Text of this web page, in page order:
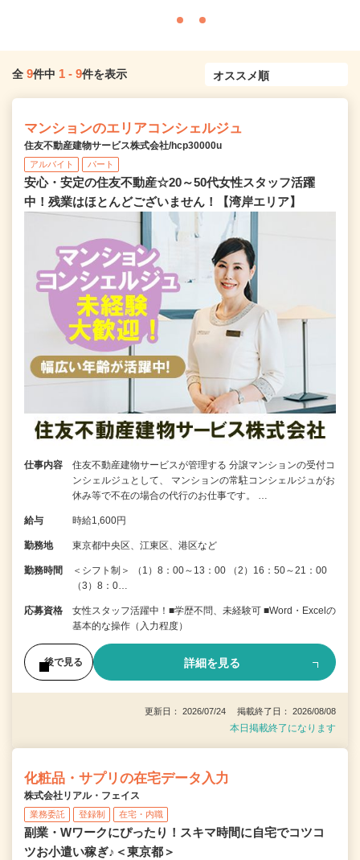
全 9件中 1 - 9件を表示
マンションのエリアコンシェルジュ
住友不動産建物サービス株式会社/hcp30000u
アルバイト パート
安心・安定の住友不動産☆20～50代女性スタッフ活躍
中！残業はほとんどございません！【湾岸エリア】
仕事内容
住友不動産建物サービスが管理する 分譲マンションの受付コ
ンシェルジュとして、 マンションの常駐コンシェルジュがお
休み等で不在の場合の代行のお仕事です。 …
給与 時給1,600円
勤務地 東京都中央区、江東区、港区など
勤務時間
＜シフト制＞ （1）8：00～13：00 （2）16：50～21：00
（3）8：0…
応募資格
女性スタッフ活躍中！■学歴不問、未経験可 ■Word・Excelの
基本的な操作（入力程度）
後で見る 詳細を見る
更新日： 2026/07/24 掲載終了日： 2026/08/08
本日掲載終了になります
化粧品・サプリの在宅データ入力
株式会社リアル・フェイス
業務委託 登録制 在宅・内職
副業・Wワークにぴったり！スキマ時間に自宅でコツコ
ツお小遣い稼ぎ♪＜東京都＞